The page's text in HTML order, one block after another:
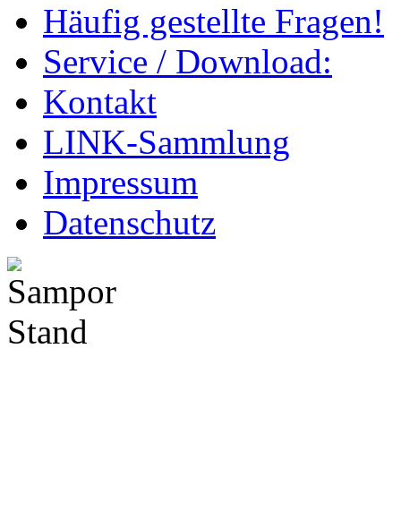
Häufig gestellte Fragen!
Service / Download:
Kontakt
LINK-Sammlung
Impressum
Datenschutz